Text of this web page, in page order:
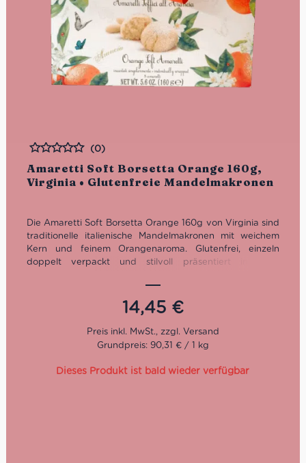
Amaretti Soft Borsetta Orange 160g,
Virginia • Glutenfreie Mandelmakronen
Bewertet
(0)
Die Amaretti Soft Borsetta Orange 160g von Virginia sind
traditionelle italienische Mandelmakronen mit weichem
Kern und feinem Orangenaroma. Glutenfrei, einzeln
doppelt verpackt und stilvoll präsentiert in einer
Dessert oder als elegante Geschenkidee.
14,45 €
Grundpreis: 90,31 € / 1 kg
Dieses Produkt ist bald wieder verfügbar